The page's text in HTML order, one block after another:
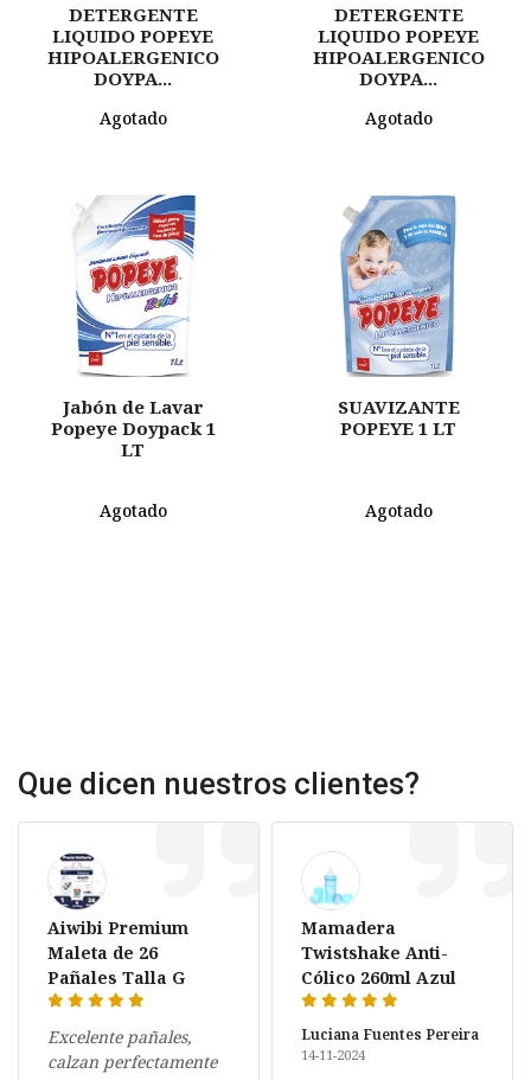
DETERGENTE
LIQUIDO POPEYE
HIPOALERGENICO
DOYPA...
Agotado
DETERGENTE
LIQUIDO POPEYE
HIPOALERGENICO
DOYPA...
Agotado
Jabón de Lavar
Popeye Doypack 1
LT
Agotado
SUAVIZANTE
POPEYE 1 LT
Agotado
Que dicen nuestros clientes?
Aiwibi Premium
Maleta de 26
Pañales Talla G
Excelente pañales,
calzan perfectamente
Mamadera
Twistshake Anti-
Cólico 260ml Azul
Luciana Fuentes Pereira
14-11-2024